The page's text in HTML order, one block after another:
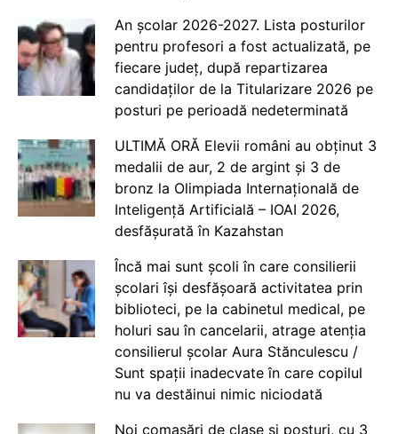
An școlar 2026-2027. Lista posturilor
pentru profesori a fost actualizată, pe
fiecare județ, după repartizarea
candidaților de la Titularizare 2026 pe
posturi pe perioadă nedeterminată
ULTIMĂ ORĂ Elevii români au obținut 3
medalii de aur, 2 de argint și 3 de
bronz la Olimpiada Internațională de
Inteligență Artificială – IOAI 2026,
desfășurată în Kazahstan
Încă mai sunt școli în care consilierii
școlari își desfășoară activitatea prin
biblioteci, pe la cabinetul medical, pe
holuri sau în cancelarii, atrage atenția
consilierul școlar Aura Stănculescu /
Sunt spații inadecvate în care copilul
nu va destăinui nimic niciodată
Noi comasări de clase și posturi, cu 3